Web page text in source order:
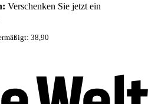
Verschenken Sie jetzt ein
38,90